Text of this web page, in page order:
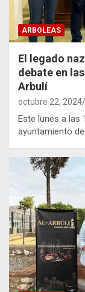
ARBOLEAS
El legado
debate en
Arbulí
octubre 22, 2024
Este lunes a las
ayuntamiento